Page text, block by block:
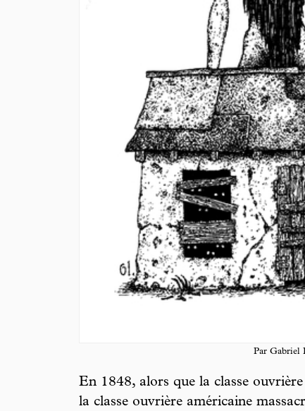
Par Gabriel
En 1848, alors que la classe
la classe ouvrière américaine